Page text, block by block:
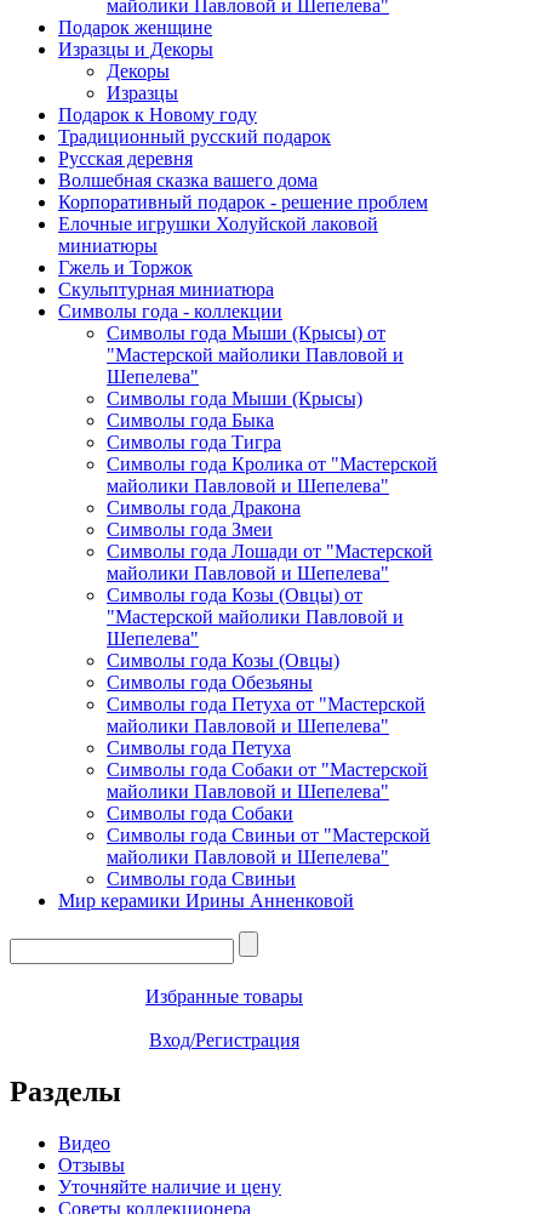
майолики Павловой и Шепелева"
Подарок женщине
Изразцы и Декоры
Декоры
Изразцы
Подарок к Новому году
Традиционный русский подарок
Русская деревня
Волшебная сказка вашего дома
Корпоративный подарок - решение проблем
Елочные игрушки Холуйской лаковой
миниатюры
Гжель и Торжок
Скульптурная миниатюра
Символы года - коллекции
Символы года Мыши (Крысы) от
"Мастерской майолики Павловой и
Шепелева"
Символы года Мыши (Крысы)
Символы года Быка
Символы года Тигра
Символы года Кролика от "Мастерской
майолики Павловой и Шепелева"
Символы года Дракона
Символы года Змеи
Символы года Лошади от "Мастерской
майолики Павловой и Шепелева"
Символы года Козы (Овцы) от
"Мастерской майолики Павловой и
Шепелева"
Символы года Козы (Овцы)
Символы года Обезьяны
Символы года Петуха от "Мастерской
майолики Павловой и Шепелева"
Символы года Петуха
Символы года Собаки от "Мастерской
майолики Павловой и Шепелева"
Символы года Собаки
Символы года Свиньи от "Мастерской
майолики Павловой и Шепелева"
Символы года Свиньи
Мир керамики Ирины Анненковой
Избранные товары
Вход/Регистрация
Разделы
Видео
Отзывы
Уточняйте наличие и цену
Советы коллекционера